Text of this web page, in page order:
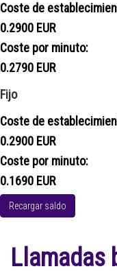
Coste de
0.2900 EUR
Coste por minuto:
0.2790 EUR
Fijo
Coste de
0.2900 EUR
Coste por minuto:
0.1690 EUR
Recargar saldo
Llamadas